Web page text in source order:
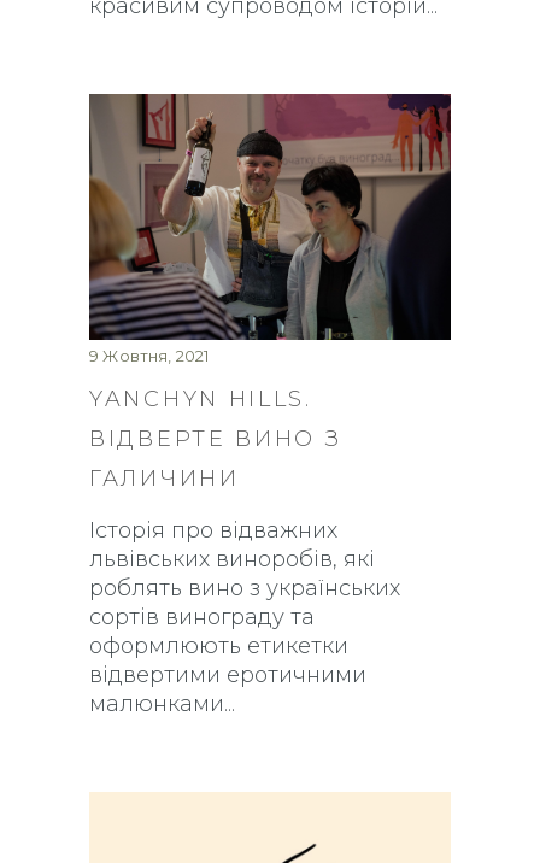
красивим супроводом історій
9 Жовтня, 2021
YANCHYN HILLS.
ВІДВЕРТЕ ВИНО З
ГАЛИЧИНИ
Історія про відважних
львівських виноробів, які
роблять вино з українських
сортів винограду та
оформлюють етикетки
відвертими еротичними
малюнками